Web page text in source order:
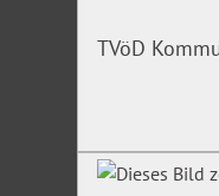
TVöD